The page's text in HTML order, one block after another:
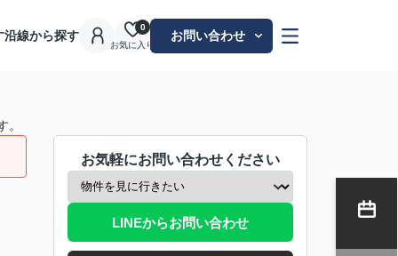
沿線から探す
お気に入り
0
お問い合わせ
お気軽にお問い合わせください
LINEからお問い合わせ